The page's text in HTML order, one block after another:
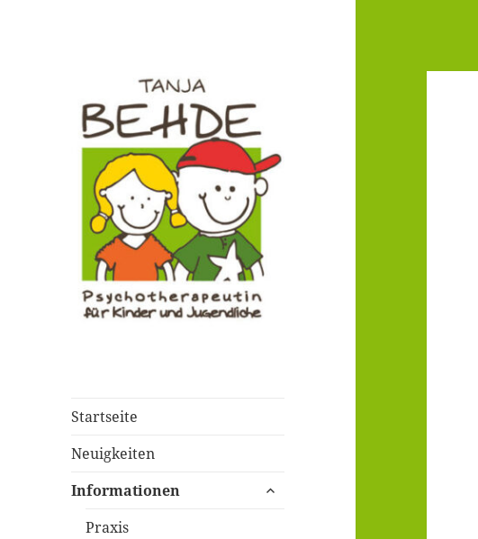
Startseite
Neuigkeiten
Informationen
untermenü
Praxis